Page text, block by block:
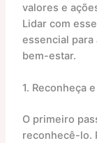
valores e
Lidar com
essencial
bem-estar.​
1. Reconheça
O primeiro
reconhecê-lo.